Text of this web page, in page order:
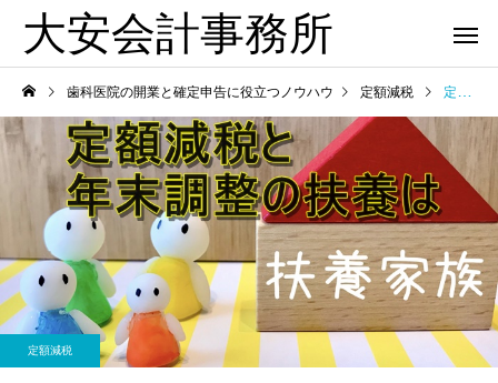
大安会計事務所
歯科医院
歯科医院専門税理士｜依頼
するメリットについてわか
歯科医院
歯科医院の税理士変更
継ぎで失敗しない方法
歯科医院の開業と確定申告に役立つノウハウ 定額減税 定額減税と年末調整の扶養は｜定額減税と年末調整の扶養の違い大公開
定額減税